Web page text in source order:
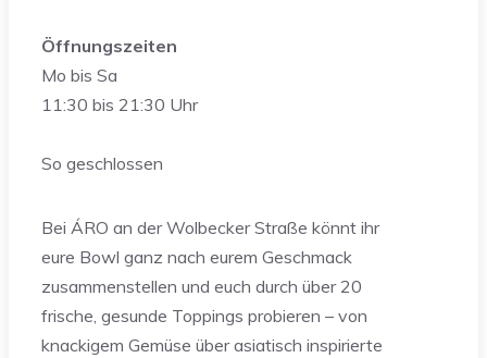
Bei ÁRO an der Wolbecker Straße könnt ihr
eure Bowl ganz nach eurem Geschmack
zusammenstellen und euch durch über 20
frische, gesunde Toppings probieren – von
knackigem Gemüse über asiatisch inspirierte
Öffnungszeiten
Mo bis Sa
11:30 bis 21:30 Uhr
So geschlossen